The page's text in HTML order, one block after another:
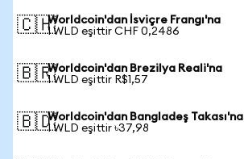
🇨🇭Worldcoin'dan İsviçre Frangı'na
1 WLD eşittir CHF 0,2486
🇧🇷Worldcoin'dan Brezilya Reali'na
1 WLD eşittir R$1,57
🇧🇩Worldcoin'dan Bangladeş Takası'na
1 WLD eşittir ৳37,98